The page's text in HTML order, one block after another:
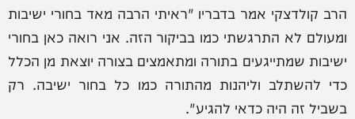
הרב קולדצקי אמר בדבריו "ראיתי הרבה מאד בחורי ישיבות
ומעולם לא התרגשתי כמו בביקור הזה. אני רואה כאן בחורי
ישיבות שמתייגעים בתורה ומתאמצים בצורה יוצאת מן הכלל
כדי להשתלב וליהנות מהתורה כמו כל בחור ישיבה. רק
בשביל זה היה כדאי להגיע".